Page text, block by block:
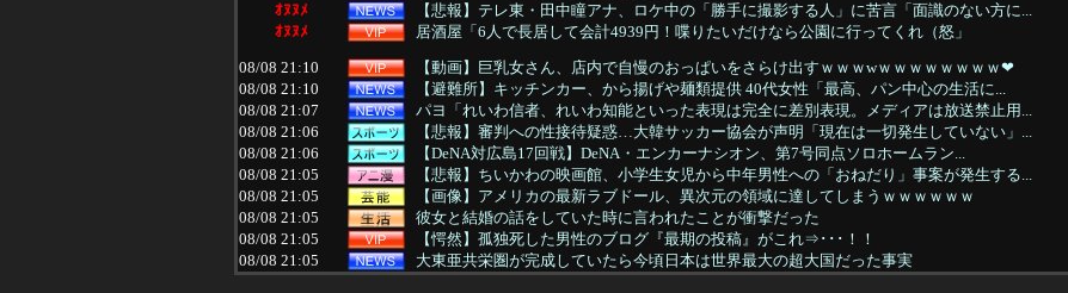
ｵﾇﾇﾒ
【悲報】テレ東・田中瞳アナ、ロケ中の「勝手に撮影する人」に苦言「面識のない方に...
ｵﾇﾇﾒ
居酒屋「6人で長居して会計4939円！喋りたいだけなら公園に行ってくれ（怒」
08/08 21:10
【動画】巨乳女さん、店内で自慢のおっぱいをさらけ出すｗｗｗwｗｗｗｗｗｗｗｗ❤
08/08 21:10
【避難所】キッチンカー、から揚げや麺類提供 40代女性「最高、パン中心の生活に...
08/08 21:07
パヨ「れいわ信者、れいわ知能といった表現は完全に差別表現。メディアは放送禁止用...
08/08 21:06
【悲報】審判への性接待疑惑…大韓サッカー協会が声明「現在は一切発生していない」...
08/08 21:06
【DeNA対広島17回戦】DeNA・エンカーナシオン、第7号同点ソロホームラン...
08/08 21:05
【悲報】ちいかわの映画館、小学生女児から中年男性への「おねだり」事案が発生する...
08/08 21:05
【画像】アメリカの最新ラブドール、異次元の領域に達してしまうｗｗｗｗｗｗ
08/08 21:05
彼女と結婚の話をしていた時に言われたことが衝撃だった
08/08 21:05
【愕然】孤独死した男性のブログ『最期の投稿』がこれ⇒･･･！！
08/08 21:05
大東亜共栄圏が完成していたら今頃日本は世界最大の超大国だった事実